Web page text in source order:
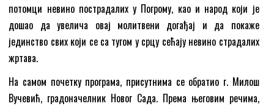
потомци невино пострадалих у Погрому, као и народ који је
дошао да увелича овај молитвени догађај и да покаже
јединство свих који се са тугом у срцу сећају невино страдалих
жртава.
На самом почетку програма, присутнима се обратио г. Милош
Вучевић, градоначелник Новог Сада. Према његовим речима,